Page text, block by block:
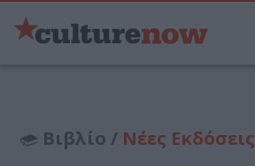
Βιβλίο / Νέες Εκδόσεις